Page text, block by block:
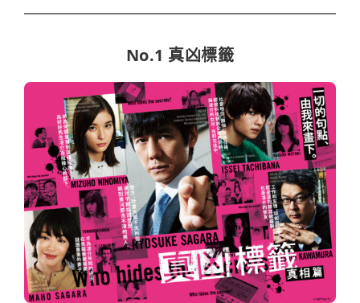
No.1 真凶標籤